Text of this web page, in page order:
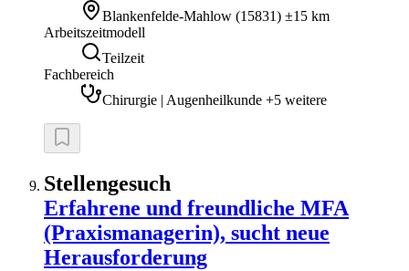
Blankenfelde-Mahlow (15831) ±15 km
Arbeitszeitmodell
Teilzeit
Fachbereich
Chirurgie | Augenheilkunde +5 weitere
Stellengesuch
Erfahrene und freundliche MFA
(Praxismanagerin), sucht neue
Herausforderung